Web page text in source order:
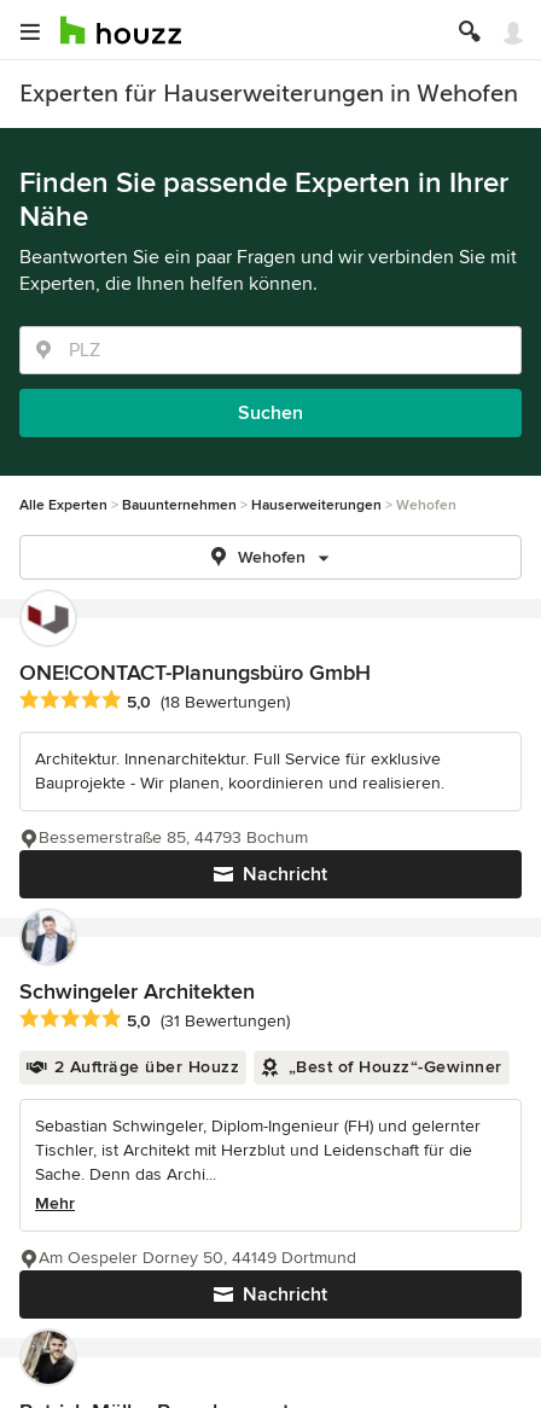
Experten für Hauserweiterungen in Wehofen
Finden Sie passende Experten in Ihrer
Nähe
Beantworten Sie ein paar Fragen und wir verbinden Sie mit
Experten, die Ihnen helfen können.
Suchen
Alle Experten Bauunternehmen Hauserweiterungen Wehofen
Wehofen
ONE!CONTACT-Planungsbüro GmbH
Durchschnittliche Bewertung: 5 von 5 Sternen
5,0 (18 Bewertungen)
Architektur. Innenarchitektur. Full Service für exklusive
Bauprojekte - Wir planen, koordinieren und realisieren.
Nachricht
Bessemerstraße 85, 44793 Bochum
Schwingeler Architekten
Durchschnittliche Bewertung: 5 von 5 Sternen
5,0 (31 Bewertungen)
2 Aufträge über Houzz „Best of Houzz“-Gewinner
Sebastian Schwingeler, Diplom-Ingenieur (FH) und gelernter
Tischler, ist Architekt mit Herzblut und Leidenschaft für die
Sache. Denn das Archi...
Mehr
Nachricht
Am Oespeler Dorney 50, 44149 Dortmund